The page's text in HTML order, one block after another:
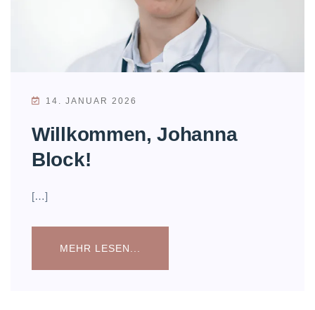
14. JANUAR 2026
Willkommen, Johanna
Block!
[…]
MEHR LESEN...